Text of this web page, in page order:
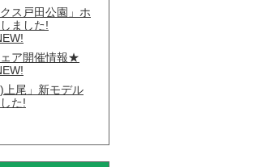
ス戸田公園」ホ
ました!
ア開催情報★
上尾」新モデル
た!